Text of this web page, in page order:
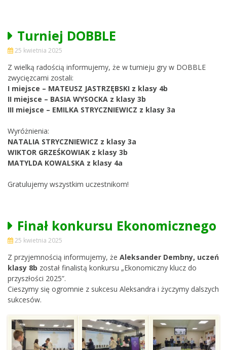
Turniej DOBBLE
25 kwietnia 2025
Z wielką radością informujemy, że w turnieju gry w DOBBLE
zwycięzcami zostali:
I miejsce – MATEUSZ JASTRZĘBSKI z klasy 4b
II miejsce – BASIA WYSOCKA z klasy 3b
III miejsce – EMILKA STRYCZNIEWICZ z klasy 3a
Wyróżnienia:
NATALIA STRYCZNIEWICZ z klasy 3a
WIKTOR GRZEŚKOWIAK z klasy 3b
MATYLDA KOWALSKA z klasy 4a
Gratulujemy wszystkim uczestnikom!
Finał konkursu Ekonomicznego
25 kwietnia 2025
Z przyjemnością informujemy, że Aleksander Dembny, uczeń
klasy 8b został finalistą konkursu „Ekonomiczny klucz do
przyszłości 2025”.
Cieszymy się ogromnie z sukcesu Aleksandra i życzymy dalszych
sukcesów.